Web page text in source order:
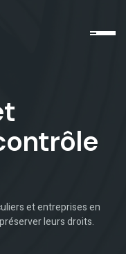
et entreprises en
leurs droits.